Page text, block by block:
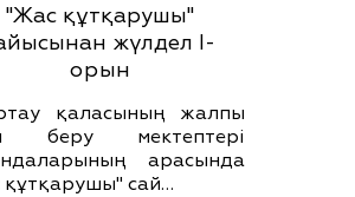
"Жас құтқарушы"
жүлдел І-
орын
қаласының жалпы
беру мектептері
арасында
сай…